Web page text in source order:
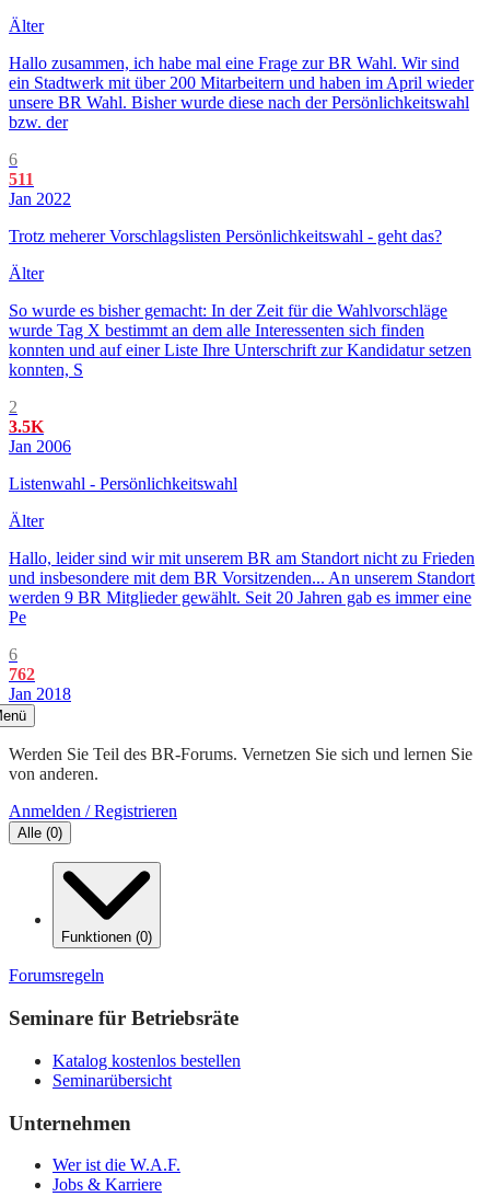
Älter
Hallo zusammen, ich habe mal eine Frage zur BR Wahl. Wir sind
ein Stadtwerk mit über 200 Mitarbeitern und haben im April wieder
unsere BR Wahl. Bisher wurde diese nach der Persönlichkeitswahl
bzw. der
6
511
Jan 2022
Trotz meherer Vorschlagslisten Persönlichkeitswahl - geht das?
Älter
So wurde es bisher gemacht: In der Zeit für die Wahlvorschläge
wurde Tag X bestimmt an dem alle Interessenten sich finden
konnten und auf einer Liste Ihre Unterschrift zur Kandidatur setzen
konnten, S
2
3.5K
Jan 2006
Listenwahl - Persönlichkeitswahl
Älter
Hallo, leider sind wir mit unserem BR am Standort nicht zu Frieden
und insbesondere mit dem BR Vorsitzenden... An unserem Standort
werden 9 BR Mitglieder gewählt. Seit 20 Jahren gab es immer eine
Pe
6
762
Jan 2018
Werden Sie Teil des BR-Forums. Vernetzen Sie sich und lernen Sie
von anderen.
Anmelden / Registrieren
Alle (0)
Funktionen (0)
Forumsregeln
Seminare für Betriebsräte
Katalog kostenlos bestellen
Seminarübersicht
Unternehmen
Wer ist die W.A.F.
Jobs & Karriere